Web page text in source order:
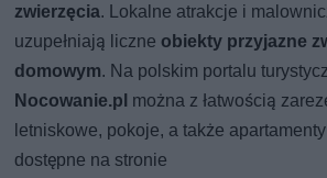
zwierzęcia. Lokalne atrakcje i
uzupełniają liczne obiekty przyjazne
domowym. Na polskim portalu
Nocowanie.pl można z łatwością
letniskowe, pokoje, a także
dostępne na stronie